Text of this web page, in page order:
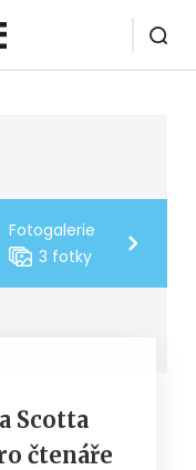
Fotogalerie
3 fotky
Scotta
čtenáře